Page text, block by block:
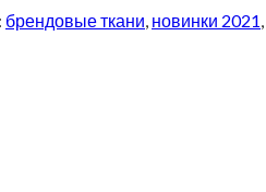
брендовые ткани, новинки 2021,